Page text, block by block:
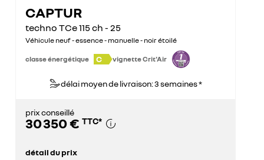
CAPTUR
techno TCe 115 ch - 25
Véhicule neuf - essence - manuelle - noir étoilé
classe énergétique C vignette Crit'Air
délai moyen de livraison: 3 semaines *
prix conseillé
30 350 € TTC*
détail du prix